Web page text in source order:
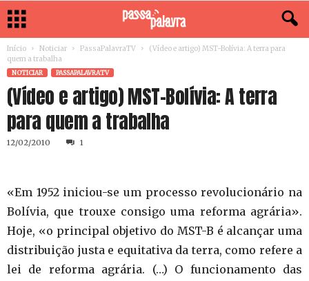
Início Noticiar PassaPalavraTV
(Vídeo e artigo) MST-Bolívia: A terra para
quem a trabalha
NOTICIAR PASSAPALAVRATV
(Vídeo e artigo) MST-Bolívia: A terra
para quem a trabalha
12/02/2010 1
«Em 1952 iniciou-se um processo revolucionário na
Bolívia, que trouxe consigo uma reforma agrária».
Hoje, «o principal objetivo do MST-B é alcançar uma
distribuição justa e equitativa da terra, como refere a
lei de reforma agrária. (…) O funcionamento das